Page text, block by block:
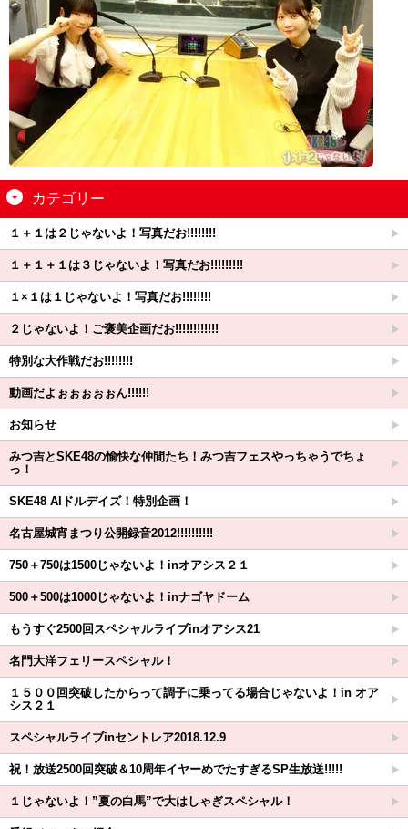
カテゴリー
１＋１は２じゃないよ！写真だお!!!!!!!!
１＋１＋１は３じゃないよ！写真だお!!!!!!!!!
１×１は１じゃないよ！写真だお!!!!!!!!
２じゃないよ！ご褒美企画だお!!!!!!!!!!!!
特別な大作戦だお!!!!!!!!
動画だよぉぉぉぉぉん!!!!!!
お知らせ
みつ吉とSKE48の愉快な仲間たち！みつ吉フェスやっちゃうでちょ
っ！
SKE48 AIドルデイズ！特別企画！
名古屋城宵まつり公開録音2012!!!!!!!!!!
750＋750は1500じゃないよ！inオアシス２１
500＋500は1000じゃないよ！inナゴヤドーム
もうすぐ2500回スペシャルライブinオアシス21
名門大洋フェリースペシャル！
１５００回突破したからって調子に乗ってる場合じゃないよ！in オア
シス２１
スペシャルライブinセントレア2018.12.9
祝！放送2500回突破＆10周年イヤーめでたすぎるSP生放送!!!!!
１じゃないよ！”夏の白馬”で大はしゃぎスペシャル！